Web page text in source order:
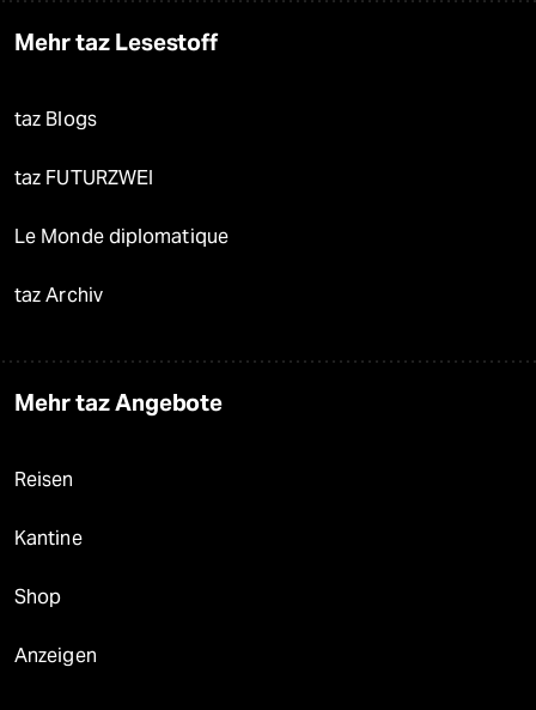
Mehr taz Lesestoff
taz Blogs
taz FUTURZWEI
Le Monde diplomatique
taz Archiv
Mehr taz Angebote
Reisen
Kantine
Shop
Anzeigen